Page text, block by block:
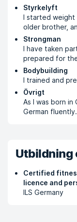
Styrkelyft
I started weight
older brother,
Strongman
I have taken
prepared for
Bodybuilding
I trained and
Övrigt
As I was born in
German fluently.
Utbildning
Certified
licence and
ILS Germany